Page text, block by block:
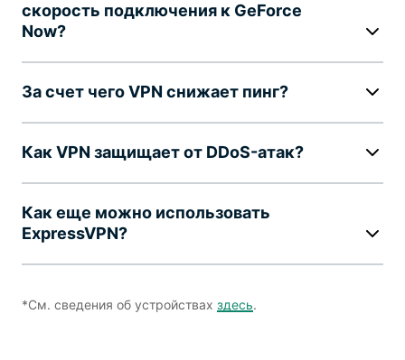
скорость подключения к GeForce
Now?
За счет чего VPN снижает пинг?
Как VPN защищает от DDoS-атак?
Как еще можно использовать
ExpressVPN?
*См. сведения об устройствах здесь.